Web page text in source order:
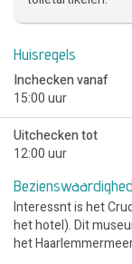
Huisregels
Inchecken vanaf
15:00 uur
Uitchecken tot
12:00 uur
Interessnt is het
het hotel). Dit
het